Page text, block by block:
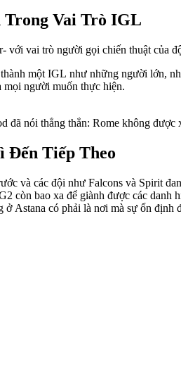
Trong Vai Trò IGL
với vai trò người gọi chiến thuật của
một IGL như những người lớn,
mọi người muốn thực hiện.
đã nói thẳng thắn: Rome không được
Đến Tiếp Theo
và các đội như Falcons và Spirit
còn bao xa để giành được các
Astana có phải là nơi mà sự ổn